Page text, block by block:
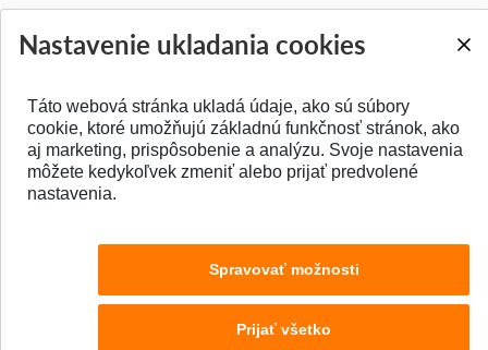
SPÄŤ NA VRCH
Nastavenie ukladania cookies
Táto webová stránka ukladá údaje, ako sú súbory
cookie, ktoré umožňujú základnú funkčnosť stránok, ako
aj marketing, prispôsobenie a analýzu. Svoje nastavenia
môžete kedykoľvek zmeniť alebo prijať predvolené
nastavenia.
Spravovať možnosti
Prijať všetko